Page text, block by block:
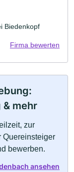
Biedenkopf
Firma bewerten
mehr
zur
Quereinsteiger
bewerben.
ansehen